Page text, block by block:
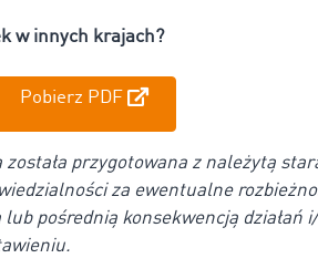
w innych krajach?
Pobierz PDF
przygotowana z należytą
za ewentualne
pośrednią konsekwencją działań